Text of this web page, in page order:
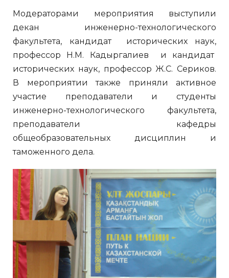
Модераторами мероприятия выступили
декан инженерно-технологического
факультета, кандидат исторических наук,
профессор Н.М. Кадыргалиев и кандидат
исторических наук, профессор Ж.С. Сериков.
В мероприятии также приняли активное
участие преподаватели и студенты
инженерно-технологического факультета,
преподаватели кафедры
общеобразовательных дисциплин и
таможенного дела.